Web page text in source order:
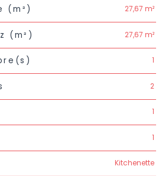
(m²) 27,67 m²
(m²) 27,67 m²
1
2
1
1
Kitchenette